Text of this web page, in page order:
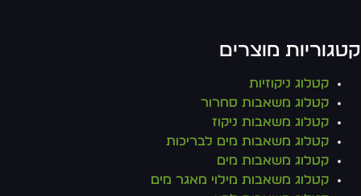
מוצרים
קטלוג ניקוזיות
קטלוג משאבות סחרור
קטלוג משאבות ניקוז
קטלוג משאבות מים לבריכות
קטלוג משאבות מים
קטלוג משאבות מילוי מאגר מים